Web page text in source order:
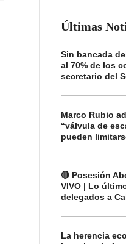
Últimas
Sin bancada
al 70% de los
secretario del
Marco Rubio
“válvula de
pueden
🔴 Posesión
VIVO | Lo
delegados a
La herencia